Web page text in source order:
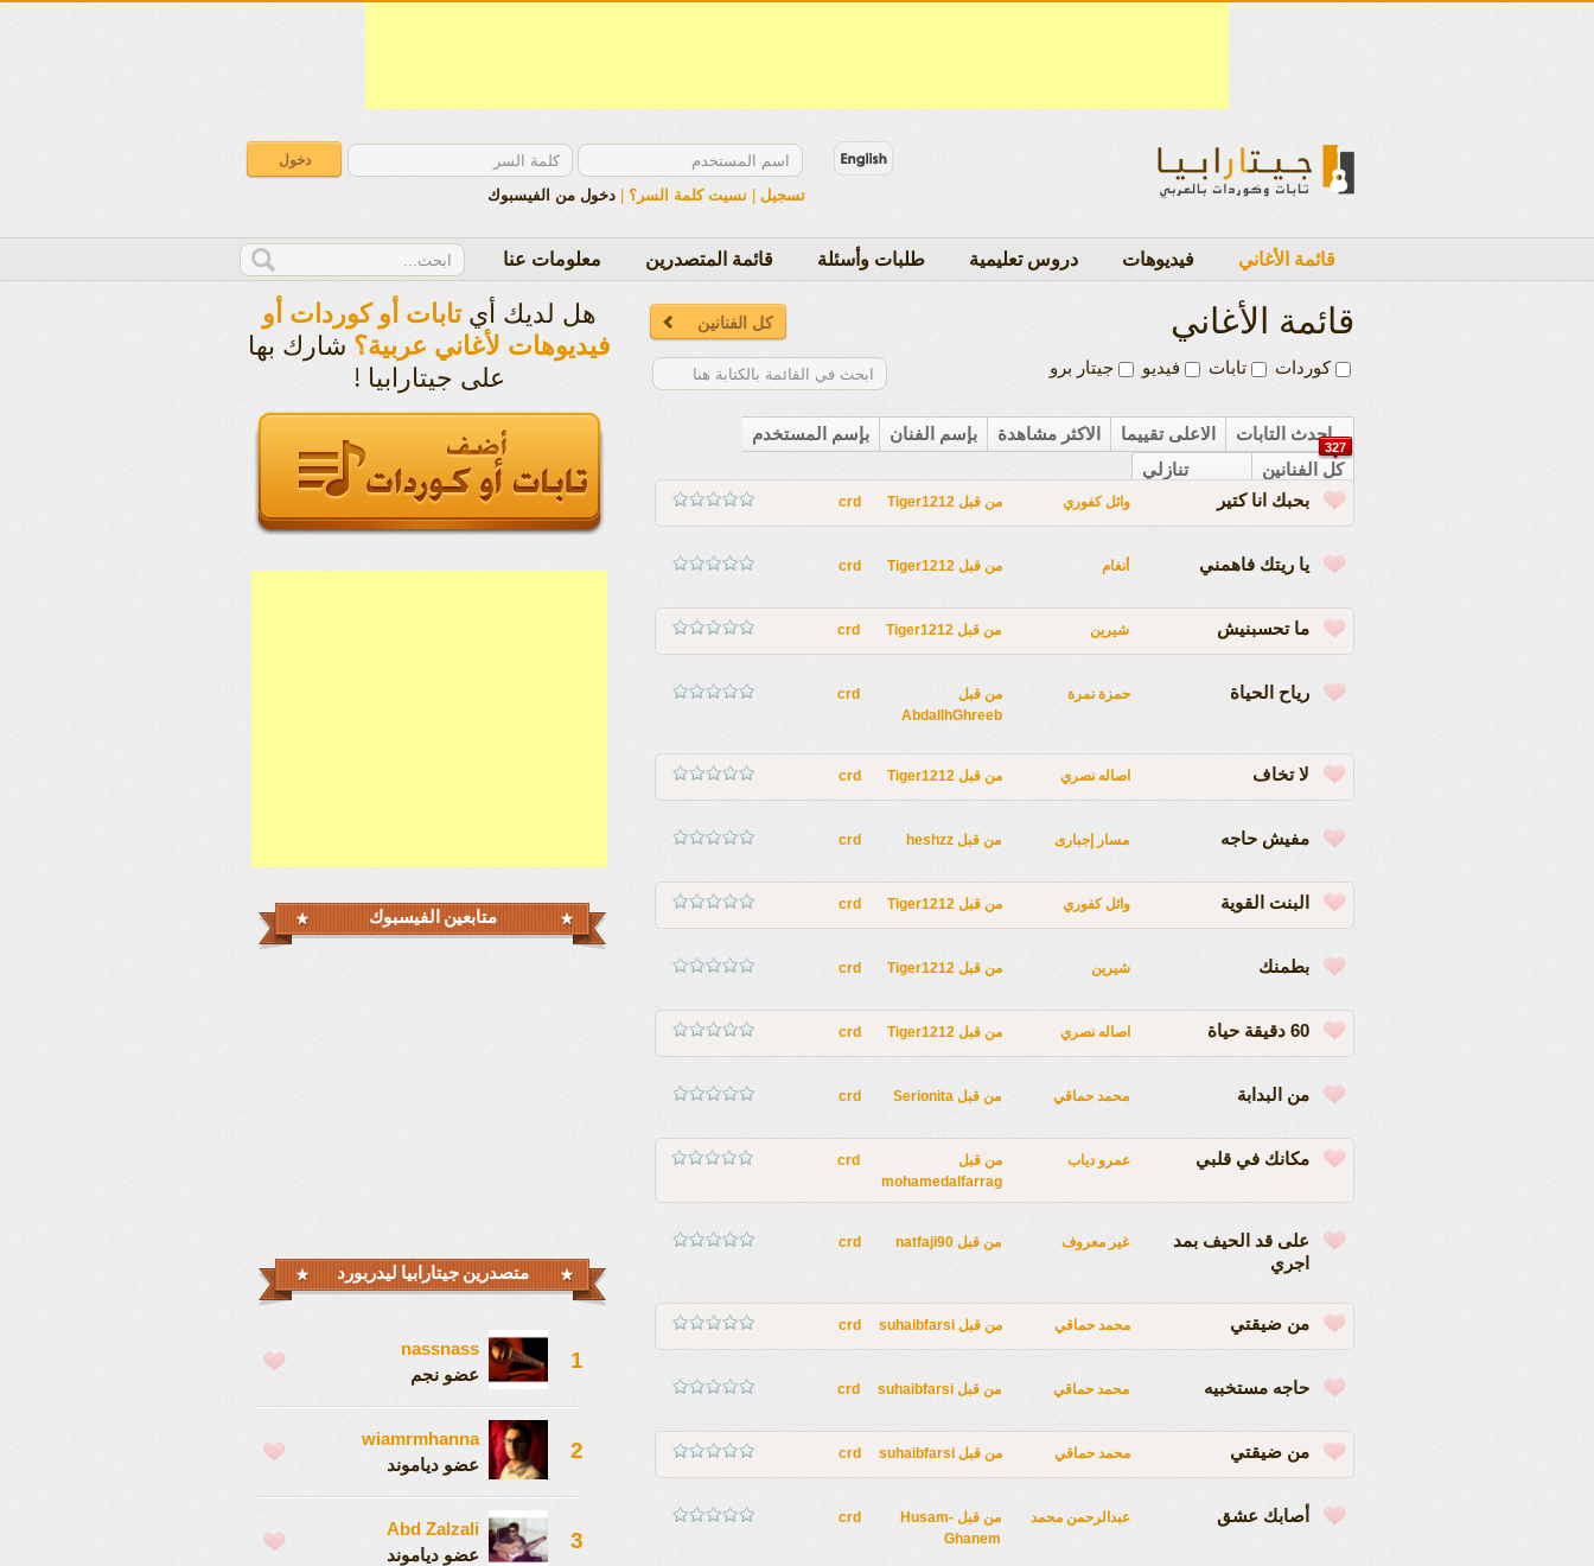
تسجيل نسيت كلمة السر؟ دخول من الفيسبوك
قائمة الأغاني فيديوهات دروس تعليمية طلبات وأسئلة قائمة المتصدرين معلومات عنا
قائمة الأغاني
كوردات تابات فيديو جيتار برو
احدث التابات الاعلى تقييما الاكثر مشاهدة بإسم الفنان
بإسم المستخدم
كل الفنانين
327
تنازلي
بحبك انا كتير وائل كفوري من قبل Tiger1212
crd
يا ريتك فاهمني أنغام من قبل Tiger1212
crd
ما تحسبنيش شيرين من قبل Tiger1212
crd
رياح الحياة حمزة نمرة
من قبل
AbdallhGhreeb
crd
لا تخاف اصاله نصري من قبل Tiger1212
crd
مفيش حاجه مسار إجبارى من قبل heshzz
crd
البنت القوية وائل كفوري من قبل Tiger1212
crd
بطمنك شيرين من قبل Tiger1212
crd
60 دقيقة حياة اصاله نصري من قبل Tiger1212
crd
من البدابة محمد حماقي من قبل Serionita
crd
مكانك في قلبي عمرو دياب
من قبل
mohamedalfarrag
crd
على قد الحيف بمد
اجري
غير معروف من قبل natfaji90
crd
من ضيقتي محمد حماقي من قبل suhaibfarsi
crd
حاجه مستخبيه محمد حماقي من قبل suhaibfarsi
crd
من ضيقتي محمد حماقي من قبل suhaibfarsi
crd
أصابك عشق عبدالرحمن محمد من قبل Husam-
Ghanem
crd
هل لديك أيتابات أو كوردات أو
فيديوهات لأغاني عربية؟ شارك بها
على جيتارابيا !
متابعين الفيسبوك
متصدرين جيتارابيا ليدربورد
1
nassnass
عضو نجم
2
wiamrmhanna
عضو دياموند
3
Abd Zalzali
عضو دياموند